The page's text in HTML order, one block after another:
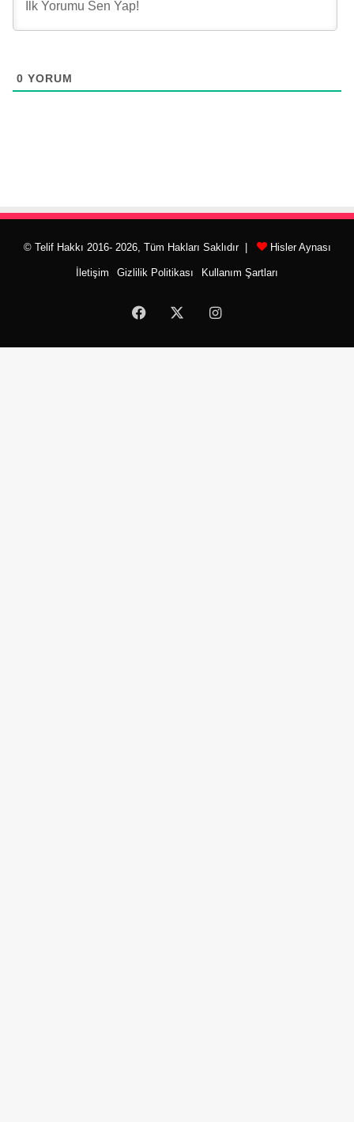
0 YORUM
© Telif Hakkı 2016- 2026, Tüm Hakları Saklıdır | Hisler Aynası
İletişim Gizlilik Politikası Kullanım Şartları
Facebook Instagram